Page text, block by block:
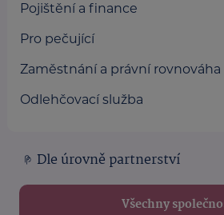
Pojištění a finance
Pro pečující
Zaměstnání a právní rovnováha
Odlehčovací služba
Dle úrovně partnerství
Všechny